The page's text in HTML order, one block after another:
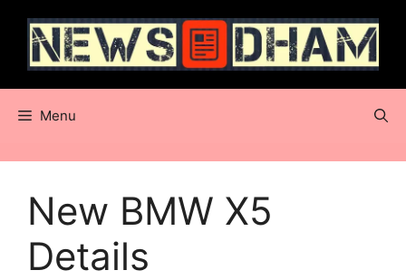
content
Menu
New BMW X5
Details